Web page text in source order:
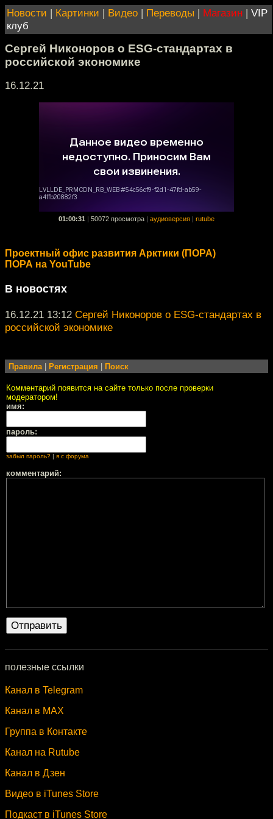
Новости | Картинки | Видео | Переводы | Магазин | VIP
клуб
Сергей Никоноров о ESG-стандартах в
российской экономике
16.12.21
01:00:31 50072 просмотра аудиоверсия rutube
Проектный офис развития Арктики (ПОРА)
ПОРА на YouTube
В новостях
16.12.21 13:12 Сергей Никоноров о ESG-стандартах в
российской экономике
Правила| Регистрация Поиск
Комментарий появится на сайте только после проверки
модератором!
имя:
пароль:
забыл пароль? я с форума
комментарий:
полезные ссылки
Канал в Telegram
Канал в MAX
Группа в Контакте
Канал на Rutube
Канал в Дзен
Видео в iTunes Store
Подкаст в iTunes Store